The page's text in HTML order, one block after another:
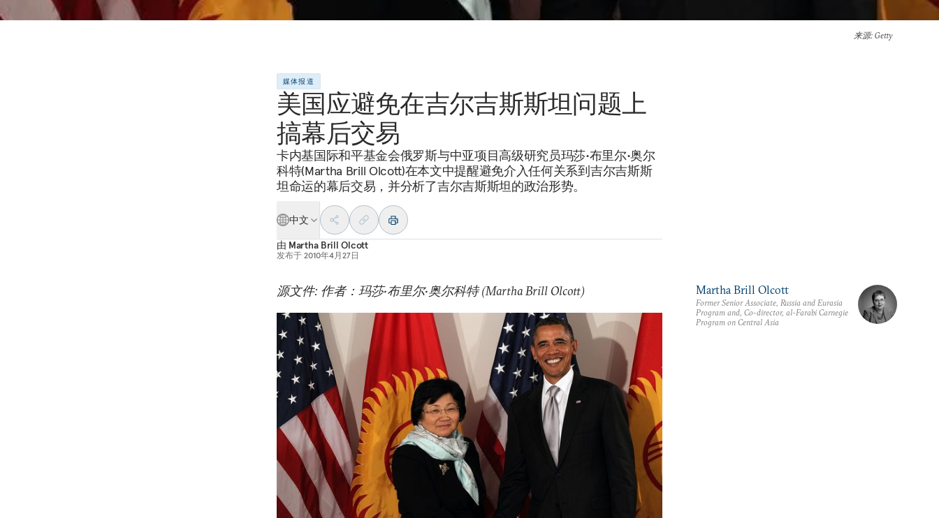
来源: Getty
媒体报道
美国应避免在吉尔吉斯斯坦问题上
搞幕后交易
卡内基国际和平基金会俄罗斯与中亚项目高级研究员玛莎•布里尔•奥尔
科特(Martha Brill Olcott)在本文中提醒避免介入任何关系到吉尔吉斯斯
坦命运的幕后交易，并分析了吉尔吉斯斯坦的政治形势。
中文
由 Martha Brill Olcott
发布于 2010年4月27日
源文件: 作者：玛莎•布里尔•奥尔科特 (Martha Brill Olcott) Martha Brill Olcott
Former Senior Associate, Russia and Eurasia
Program and, Co-director, al-Farabi Carnegie
Program on Central Asia